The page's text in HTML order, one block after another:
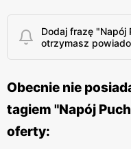
Dodaj frazę "Napój
otrzymasz
Obecnie nie
tagiem "Napój
oferty: